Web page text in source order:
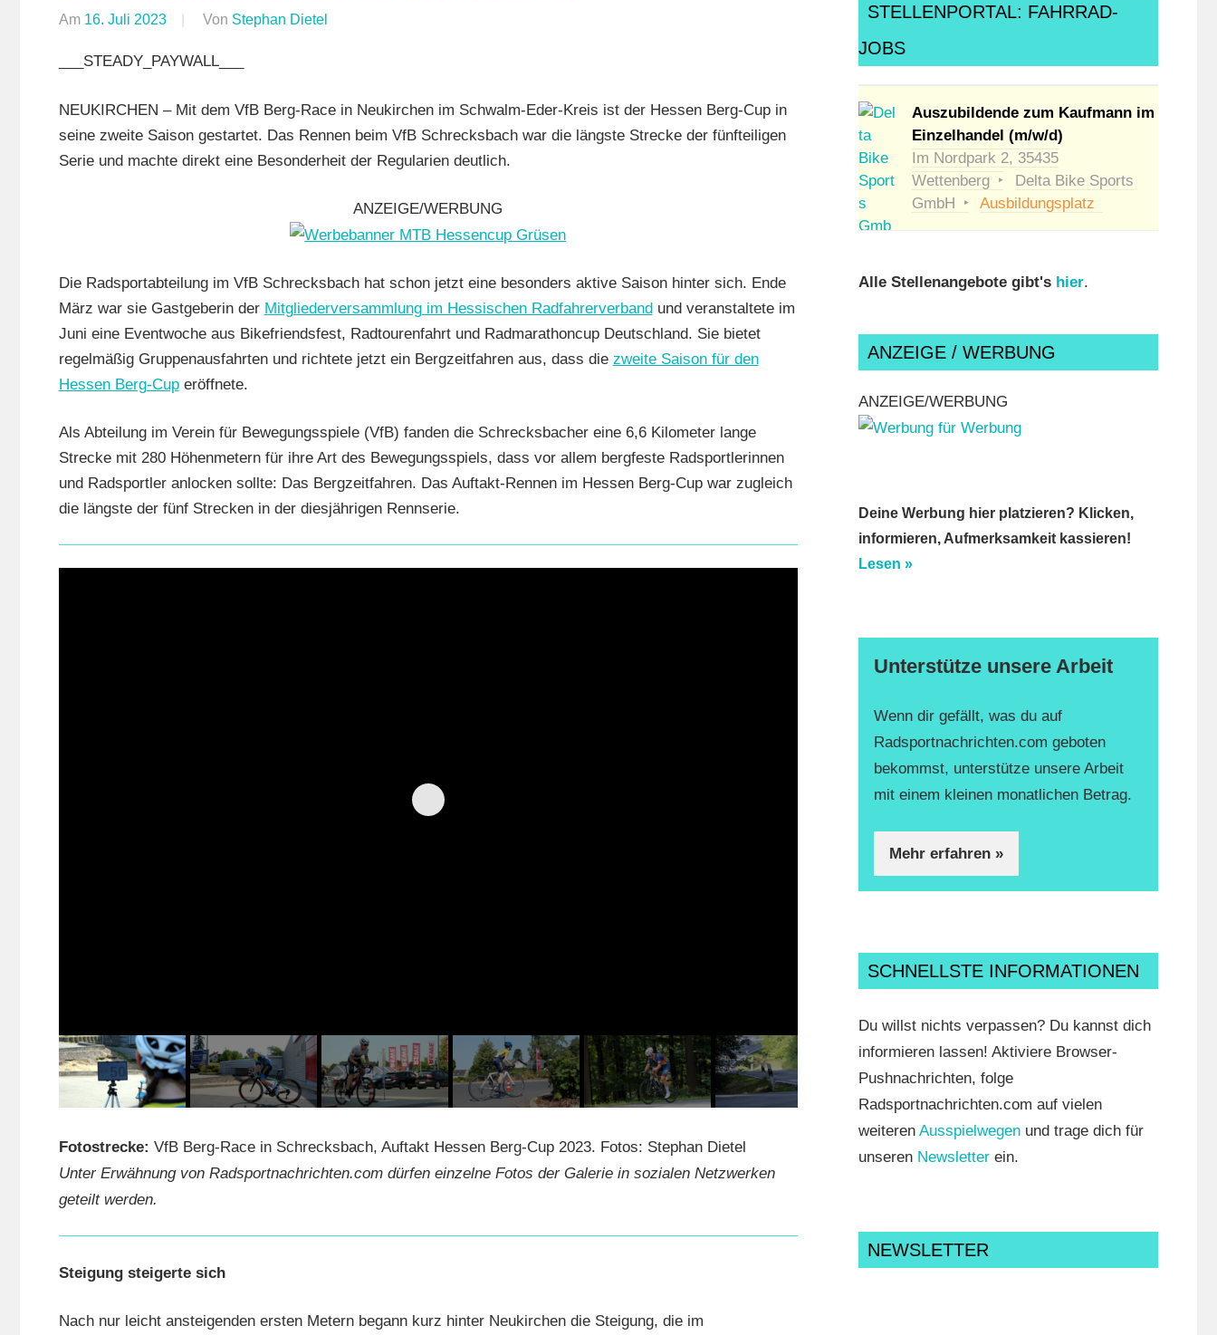
Am 16. Juli 2023 Von Stephan Dietel
Multimedia,
Vereine
___STEADY_PAYWALL___
NEUKIRCHEN – Mit dem VfB Berg-Race in Neukirchen im Schwalm-Eder-Kreis ist der Hessen Berg-Cup in
seine zweite Saison gestartet. Das Rennen beim VfB Schrecksbach war die längste Strecke der fünfteiligen
Serie und machte direkt eine Besonderheit der Regularien deutlich.
ANZEIGE/WERBUNG
Die Radsportabteilung im VfB Schrecksbach hat schon jetzt eine besonders aktive Saison hinter sich. Ende
März war sie Gastgeberin der Mitgliederversammlung im Hessischen Radfahrerverband und veranstaltete im
Juni eine Eventwoche aus Bikefriendsfest, Radtourenfahrt und Radmarathoncup Deutschland. Sie bietet
regelmäßig Gruppenausfahrten und richtete jetzt ein Bergzeitfahren aus, dass die zweite Saison für den
Hessen Berg-Cuperöffnete.
Als Abteilung im Verein für Bewegungsspiele (VfB) fanden die Schrecksbacher eine 6,6 Kilometer lange
Strecke mit 280 Höhenmetern für ihre Art des Bewegungsspiels, dass vor allem bergfeste Radsportlerinnen
und Radsportler anlocken sollte: Das Bergzeitfahren. Das Auftakt-Rennen im Hessen Berg-Cup war zugleich
die längste der fünf Strecken in der diesjährigen Rennserie.
Fotostrecke: VfB Berg-Race in Schrecksbach, Auftakt Hessen Berg-Cup 2023. Fotos: Stephan Dietel
Unter Erwähnung von Radsportnachrichten.com dürfen einzelne Fotos der Galerie in sozialen Netzwerken
geteilt werden.
Steigung steigerte sich
Nach nur leicht ansteigenden ersten Metern begann kurz hinter Neukirchen die Steigung, die im
STELLENPORTAL: FAHRRAD-
JOBS
Auszubildende zum Kaufmann im
Einzelhandel (m/w/d)
Im Nordpark 2, 35435
Wettenberg
Delta Bike Sports
GmbH
Ausbildungsplatz
Alle Stellenangebote gibt's hier.
ANZEIGE / WERBUNG
ANZEIGE/WERBUNG
Deine Werbung hier platzieren? Klicken,
informieren, Aufmerksamkeit kassieren!
Lesen »
Unterstütze unsere Arbeit
Wenn dir gefällt, was du auf
Radsportnachrichten.com geboten
bekommst, unterstütze unsere Arbeit
mit einem kleinen monatlichen Betrag.
Mehr erfahren »
SCHNELLSTE INFORMATIONEN
Du willst nichts verpassen? Du kannst dich
informieren lassen! Aktiviere Browser-
Pushnachrichten, folge
Radsportnachrichten.com auf vielen
weiteren Ausspielwegen und trage dich für
unseren Newsletter ein.
NEWSLETTER